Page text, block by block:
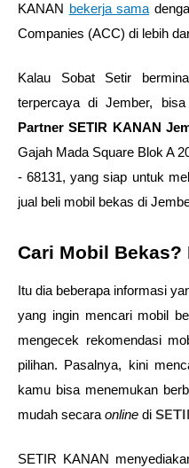
KANAN
bekerja sama
Companies (ACC) di lebih
Kalau Sobat Setir
terpercaya di Jember, bisa
Partner SETIR KANAN
Gajah Mada Square Blok A
- 68131, yang siap untuk
jual beli mobil bekas di
Cari Mobil Bekas?
Itu dia beberapa informasi
yang ingin mencari mobil
mengecek rekomendasi
pilihan. Pasalnya, kini
kamu bisa menemukan
mudah secara online di
SETIR KANAN